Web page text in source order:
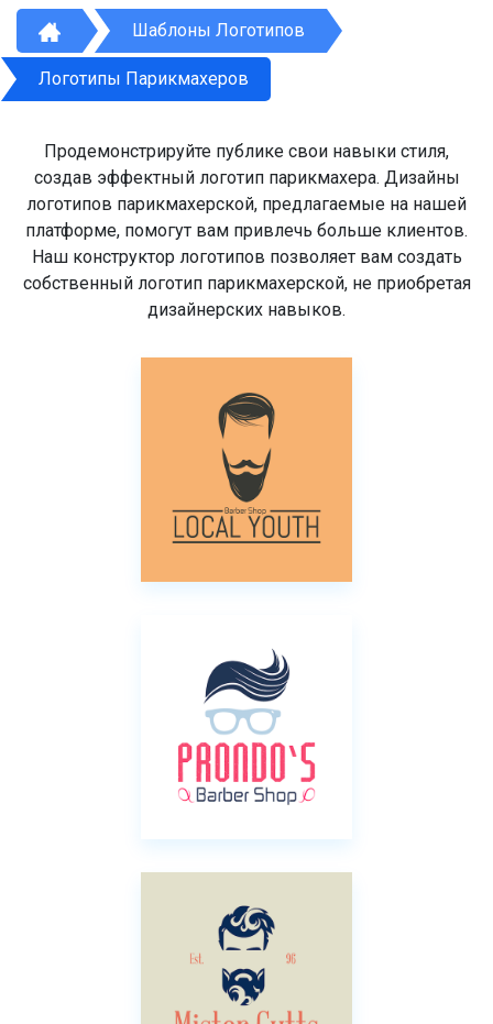
Шаблоны Логотипов
Логотипы Парикмахеров
Продемонстрируйте публике свои навыки стиля,
создав эффектный логотип парикмахера. Дизайны
логотипов парикмахерской, предлагаемые на нашей
платформе, помогут вам привлечь больше клиентов.
Наш конструктор логотипов позволяет вам создать
собственный логотип парикмахерской, не приобретая
дизайнерских навыков.